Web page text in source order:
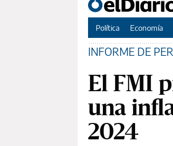
Política Economía
INFORME DE
El FMI
una
2024